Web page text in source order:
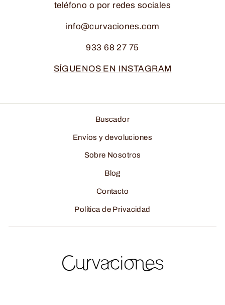
teléfono o por redes sociales
info@curvaciones.com
933 68 27 75
SÍGUENOS EN INSTAGRAM
Buscador
Envíos y devoluciones
Sobre Nosotros
Blog
Contacto
Política de Privacidad